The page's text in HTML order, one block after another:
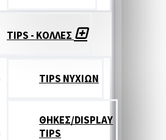
TIPS - ΚΟΛΛΕΣ
TIPS ΝΥΧΙΩΝ
ΘΗΚΕΣ/DISPLAY
TIPS